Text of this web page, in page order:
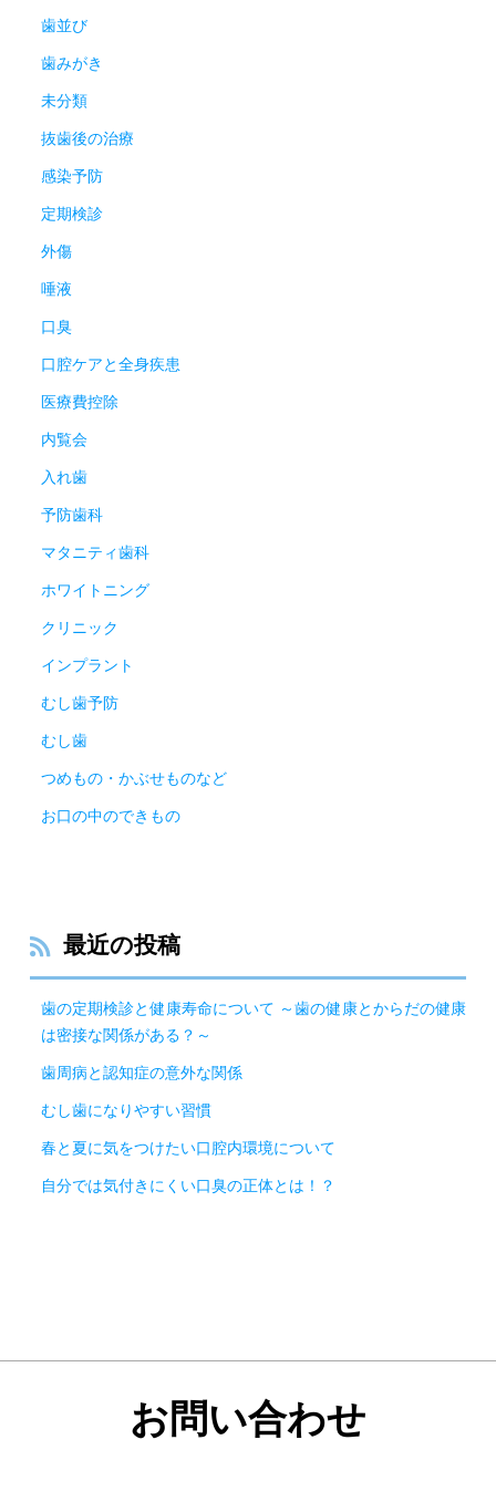
歯並び
歯みがき
未分類
抜歯後の治療
感染予防
定期検診
外傷
唾液
口臭
口腔ケアと全身疾患
医療費控除
内覧会
入れ歯
予防歯科
マタニティ歯科
ホワイトニング
クリニック
インプラント
むし歯予防
むし歯
つめもの・かぶせものなど
お口の中のできもの
最近の投稿
歯の定期検診と健康寿命について ～歯の健康とからだの健康
は密接な関係がある？～
歯周病と認知症の意外な関係
むし歯になりやすい習慣
春と夏に気をつけたい口腔内環境について
自分では気付きにくい口臭の正体とは！？
お問い合わせ